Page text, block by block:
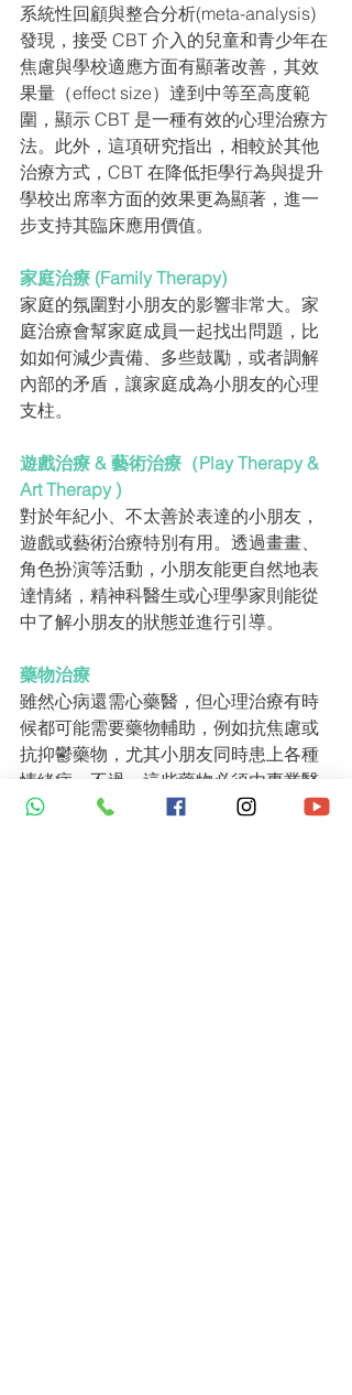
系統性回顧與整合分析(meta-analysis)
發現，接受 CBT 介入的兒童和青少年在
焦慮與學校適應方面有顯著改善，其效
果量（effect size）達到中等至高度範
圍，顯示 CBT 是一種有效的心理治療方
法。此外，這項研究指出，相較於其他
治療方式，CBT 在降低拒學行為與提升
學校出席率方面的效果更為顯著，進一
步支持其臨床應用價值。
家庭治療 (Family Therapy)
家庭的氛圍對小朋友的影響非常大。家
庭治療會幫家庭成員一起找出問題，比
如如何減少責備、多些鼓勵，或者調解
內部的矛盾，讓家庭成為小朋友的心理
支柱。
遊戲治療 & 藝術治療（Play Therapy &
Art Therapy )
對於年紀小、不太善於表達的小朋友，
遊戲或藝術治療特別有用。透過畫畫、
角色扮演等活動，小朋友能更自然地表
達情緒，精神科醫生或心理學家則能從
中了解小朋友的狀態並進行引導。
藥物治療
雖然心病還需心藥醫，但心理治療有時
候都可能需要藥物輔助，例如抗焦慮或
抗抑鬱藥物，尤其小朋友同時患上各種
情緒病。不過，這些藥物必須由專業醫
生評估後才能使用。